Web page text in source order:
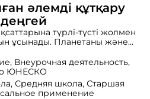
әлемді құтқару
түрлі-түсті жолмен
ұсынады. Планетаны және
ететін күнделікті қол жетімді
Барлық жастағы
Внеурочная деятельность,
ЮНЕСКО
Средняя школа, Старшая
применение